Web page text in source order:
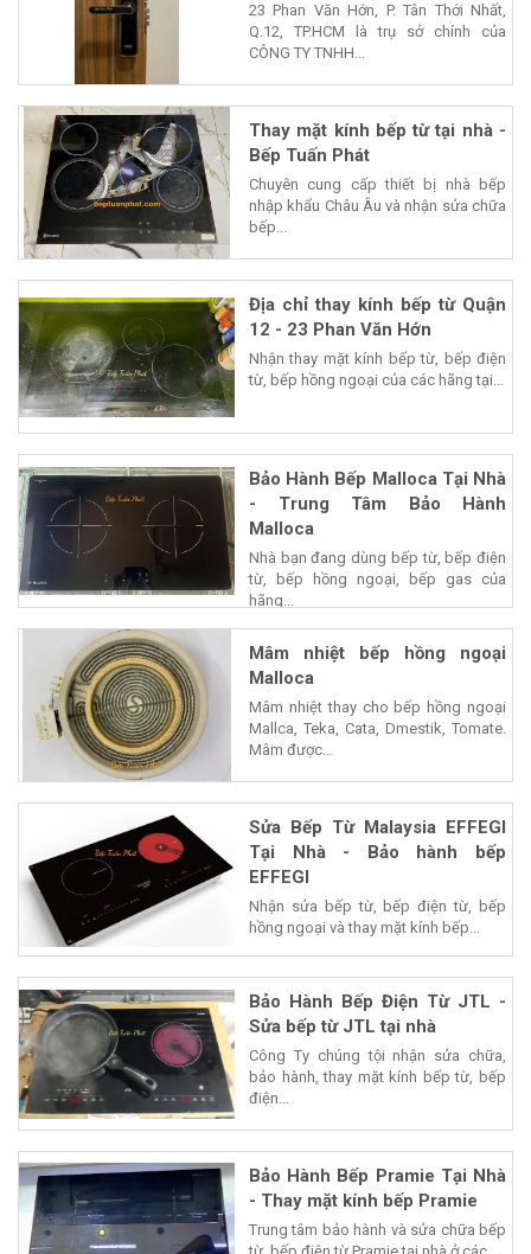
23 Phan Văn Hớn, P. Tân Thới Nhất,
Q.12, TP.HCM là trụ sở chính của
CÔNG TY TNHH...
Thay mặt kính bếp từ tại nhà -
Bếp Tuấn Phát
Chuyên cung cấp thiết bị nhà bếp
nhập khẩu Châu Âu và nhận sửa chữa
bếp...
Địa chỉ thay kính bếp từ Quận
12 - 23 Phan Văn Hớn
Nhận thay mặt kính bếp từ, bếp điện
từ, bếp hồng ngoại của các hãng tại...
Bảo Hành Bếp Malloca Tại Nhà
- Trung Tâm Bảo Hành
Malloca
Nhà bạn đang dùng bếp từ, bếp điện
từ, bếp hồng ngoại, bếp gas của
hãng...
Mâm nhiệt bếp hồng ngoại
Malloca
Mâm nhiệt thay cho bếp hồng ngoại
Mallca, Teka, Cata, Dmestik, Tomate.
Mâm được...
Sửa Bếp Từ Malaysia EFFEGI
Tại Nhà - Bảo hành bếp
EFFEGI
Nhận sửa bếp từ, bếp điện từ, bếp
hồng ngoại và thay mặt kính bếp...
Bảo Hành Bếp Điện Từ JTL -
Sửa bếp từ JTL tại nhà
Công Ty chúng tội nhận sửa chữa,
bảo hành, thay mặt kính bếp từ, bếp
điện...
Bảo Hành Bếp Pramie Tại Nhà
- Thay mặt kính bếp Pramie
Trung tâm bảo hành và sửa chữa bếp